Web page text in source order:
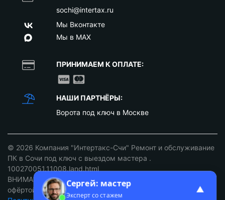
sochi@intertax.ru
Мы Вконтакте
Мы в MAX
ПРИНИМАЕМ К ОПЛАТЕ:
НАШИ ПАРТНЁРЫ:
Ворота под ключ в Москве
© 2026 Компания "Интертакс-Счи" Ремонт и обслуживание
ПК в Сочи под ключ с выездом мастера .
100270051.11008.land.html
ВНИМАНИЕ: ст. 437 ГК РФ. Цены не являются публичной
офёртой уточняйте у наших менеджеров!
Сергей: мастер
Эксперт со стажем ▲